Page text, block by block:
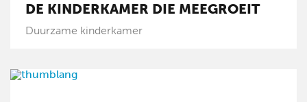
DE KINDERKAMER DIE MEEGROEIT
Duurzame kinderkamer